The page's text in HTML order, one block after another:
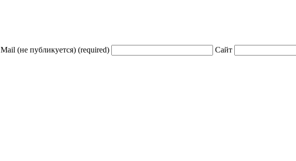
Mail (не публикуется) (required) Сайт